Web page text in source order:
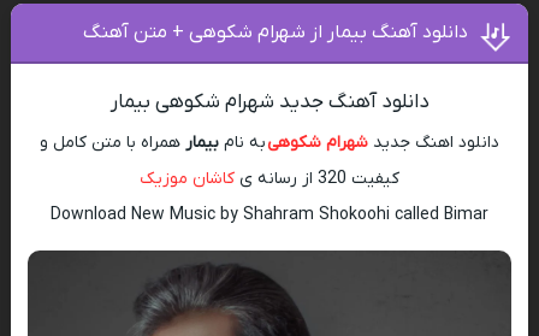
دانلود آهنگ بیمار از شهرام شکوهی + متن آهنگ
دانلود آهنگ جدید شهرام شکوهی بیمار
دانلود اهنگ جدید شهرام شکوهیبه نام بیمار همراه با متن کامل و
کیفیت 320 از رسانه ی
کاشان موزیک
Download New Music by Shahram Shokoohi called Bimar